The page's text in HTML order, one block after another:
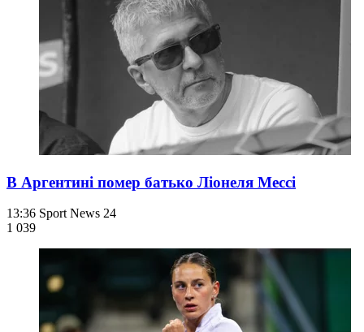
В Аргентині помер батько Ліонеля Мессі
13:36 Sport News 24
1 039